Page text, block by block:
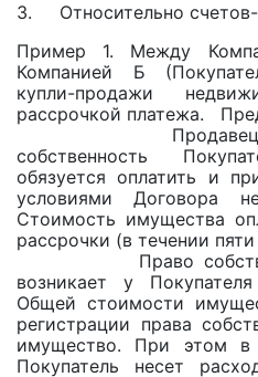
3. Относительно счетов-
Пример 1. Между
Компанией Б
купли-продажи
рассрочкой платежа.
Продавец
собственность
обязуется оплатить и
условиями Договора
Стоимость имущества
рассрочки (в течении пяти
Право
возникает у
Общей стоимости
регистрации права
имущество. При этом в
Покупатель несет